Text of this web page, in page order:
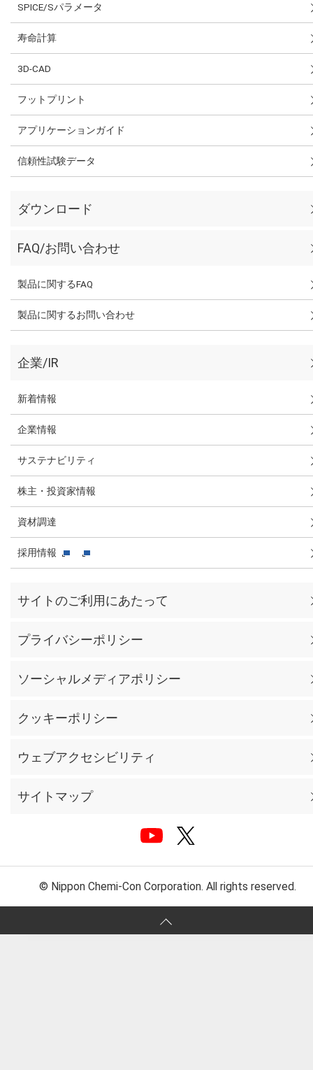
SPICE/Sパラメータ
寿命計算
3D-CAD
フットプリント
アプリケーションガイド
信頼性試験データ
ダウンロード
FAQ/お問い合わせ
製品に関するFAQ
製品に関するお問い合わせ
企業/IR
新着情報
企業情報
サステナビリティ
株主・投資家情報
資材調達
採用情報
サイトのご利用にあたって
プライバシーポリシー
ソーシャルメディアポリシー
クッキーポリシー
ウェブアクセシビリティ
サイトマップ
© Nippon Chemi-Con Corporation. All rights reserved.